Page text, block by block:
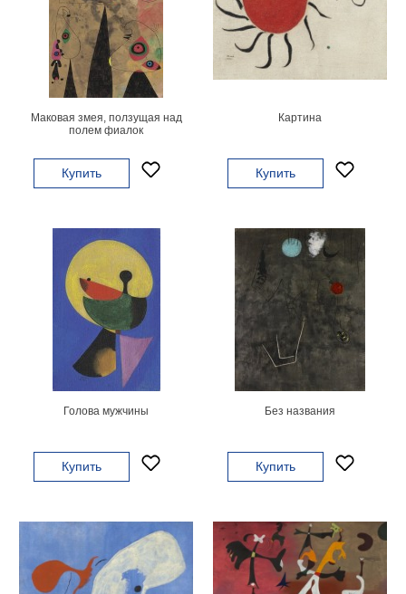
мастерская
Печать
размеров
Маковая змея, ползущая над
полем фиалок
Купить
Картина
Купить
Голова мужчины
Купить
Без названия
Купить